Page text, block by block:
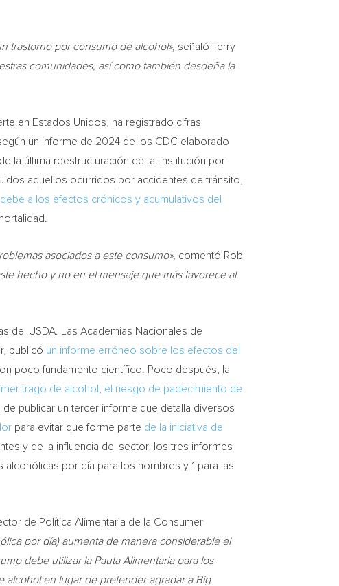
trastorno por consumo de alcohol», señaló Terry
comunidades, así como también desdeña la
en Estados Unidos, ha registrado cifras
según un informe de 2024 de los CDC elaborado
la última reestructuración de tal institución por
aquellos ocurridos por accidentes de tránsito,
a los efectos crónicos y acumulativos del
asociados a este consumo», comentó Rob
hecho y no en el mensaje que más favorece al
del USDA. Las Academias Nacionales de
publicó un informe erróneo sobre los efectos del
poco fundamento científico. Poco después, la
trago de alcohol, el riesgo de padecimiento de
de publicar un tercer informe que detalla diversos
para evitar que forme parte de la iniciativa de
y de la influencia del sector, los tres informes
por día para los hombres y 1 para las
de Política Alimentaria de la Consumer
por día) aumenta de manera considerable el
debe utilizar la Pauta Alimentaria para los
alcohol en lugar de pretender agradar a Big